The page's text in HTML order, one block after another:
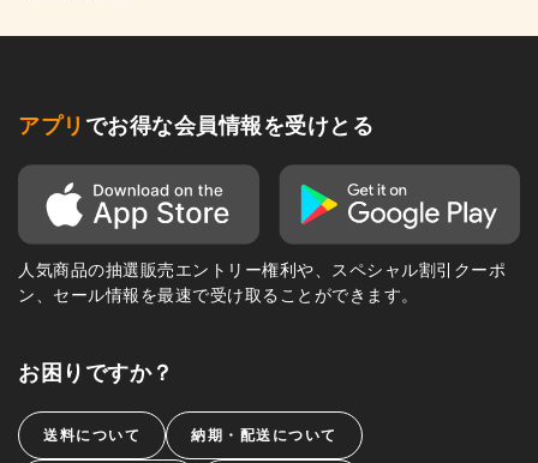
アプリ でお得な会員情報を受けとる
人気商品の抽選販売エントリー権利や、スペシャル割引クーポ
ン、セール情報を最速で受け取ることができます。
お困りですか？
送料について 納期・配送について